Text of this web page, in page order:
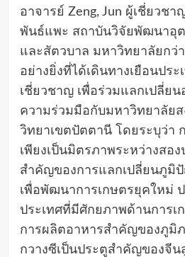
อาจารย์ Zeng, Jun ผู้เชี่ยวช
พันธ์แพะ สถาบันวิจัยพัฒนาอุต
และสัตวบาล มหาวิทยาลัยกว่
อย่างยิ่งที่ได้เดินทางเยือนปร
เชี่ยวชาญ เพื่อร่วมแลกเปลี่ย
ความร่วมมือกับมหาวิทยาลัย
วิทยาเขตปัตตานี โดยระบุว่า
เพียงเป็นมิตรภาพระหว่างสอง
สำคัญของการแลกเปลี่ยนภูมิ
เพื่อพัฒนาการเกษตรยุคใหม่ ป
ประเทศที่มีศักยภาพด้านการเ
การผลิตอาหารสำคัญของภูมิ
กวางซีเป็นประตูสำคัญของจีน